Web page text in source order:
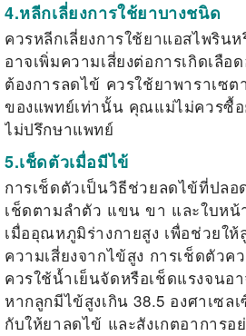
4.หลีกเลี่ยงการใช้ยาบางชนิด
ควรหลีกเลี่ยงการใช้ยาแอสไพริน
อาจเพิ่มความเสี่ยงต่อการเกิดเลื
ต้องการลดไข้ ควรใช้ยาพาราเซ
ของแพทย์เท่านั้น คุณแม่ไม่ควรซื้อ
ไม่ปรึกษาแพทย์
5.เช็ดตัวเมื่อมีไข้
การเช็ดตัวเป็นวิธีช่วยลดไข้ที่ปล
เช็ดตามลำตัว แขน ขา และใบหน้
เมื่ออุณหภูมิร่างกายสูง เพื่อช่วยใ
ความเสี่ยงจากไข้สูง การเช็ดตัวค
ควรใช้น้ำเย็นจัดหรือเช็ดแรงจนอ
หากลูกมีไข้สูงเกิน 38.5 องศาเซล
กับให้ยาลดไข้ และสังเกตอาการอ